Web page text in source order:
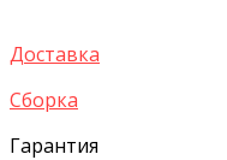
Доставка
Сборка
Гарантия